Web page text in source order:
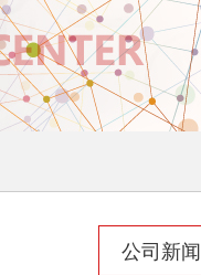
公司新闻
建筑垃圾处理设备...
废旧汽车破碎机